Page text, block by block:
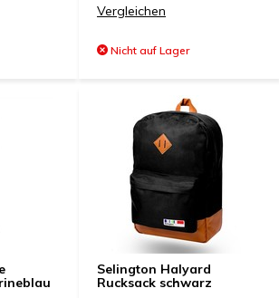
Vergleichen
Nicht auf Lager
Selington Halyard
Rucksack schwarz